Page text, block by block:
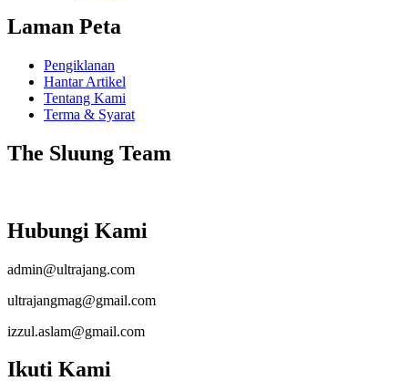
Laman Peta
Pengiklanan
Hantar Artikel
Tentang Kami
Terma & Syarat
The Sluung Team
Hubungi Kami
admin@ultrajang.com
ultrajangmag@gmail.com
izzul.aslam@gmail.com
Ikuti Kami